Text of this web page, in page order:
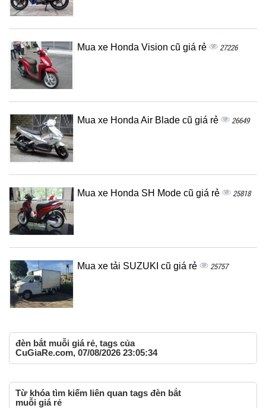
Mua xe Honda Vision cũ giá rẻ 27226
Mua xe Honda Air Blade cũ giá rẻ 26649
Mua xe Honda SH Mode cũ giá rẻ 25818
Mua xe tải SUZUKI cũ giá rẻ 25757
đèn bắt muỗi giá rẻ, tags của
CuGiaRe.com, 07/08/2026 23:05:34
Từ khóa tìm kiếm liên quan tags đèn bắt
muỗi giá rẻ